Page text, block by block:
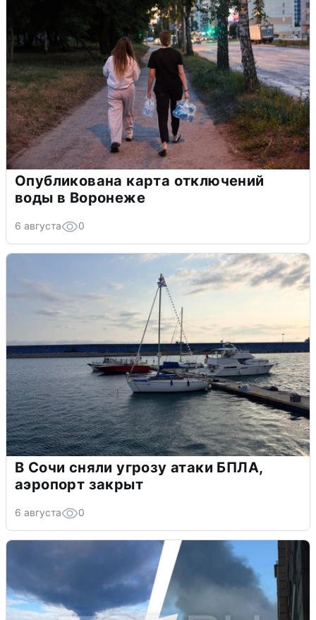
Опубликована карта отключений
воды в Воронеже
6 августа 0
В Сочи сняли угрозу атаки БПЛА,
аэропорт закрыт
6 августа 0